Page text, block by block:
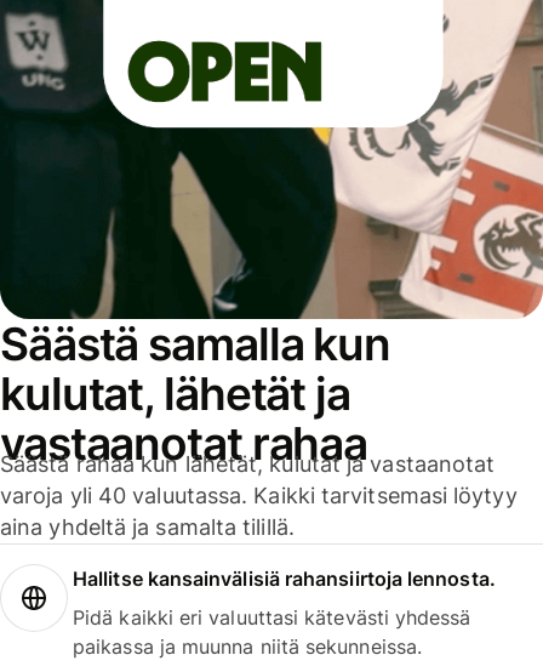
Säästä samalla kun
kulutat, lähetät ja
vastaanotat rahaa
Säästä rahaa kun lähetät, kulutat ja vastaanotat
varoja yli 40 valuutassa. Kaikki tarvitsemasi löytyy
aina yhdeltä ja samalta tilillä.
Hallitse kansainvälisiä rahansiirtoja lennosta.
Pidä kaikki eri valuuttasi kätevästi yhdessä
paikassa ja muunna niitä sekunneissa.